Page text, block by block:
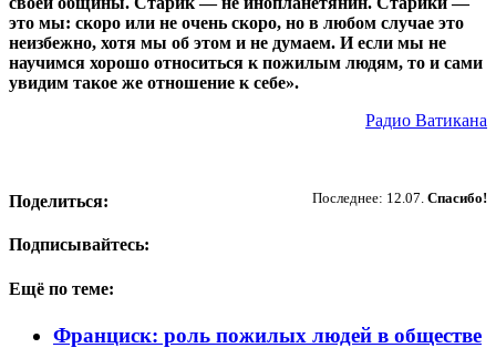
это мы: скоро или не очень скоро, но в любом случае это
неизбежно, хотя мы об этом и не думаем. И если мы не
научимся хорошо относиться к пожилым людям, то и сами
увидим такое же отношение к себе».
Радио Ватикана
Последнее: 12.07. Спасибо!
Поделиться:
Подписывайтесь:
Ещё по теме:
Франциск: роль пожилых людей в обществе